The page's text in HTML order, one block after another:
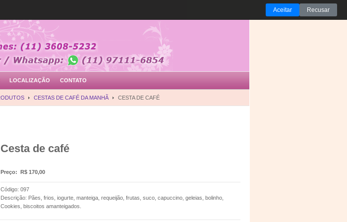
LOCALIZAÇÃO CONTATO
CESTAS DE CAFÉ DA MANHÃ CESTA DE CAFÉ
Cesta de café
Preço: R$ 170,00
Código: 097
Descrição: Pães, frios, iogurte, manteiga, requeijão, frutas, suco, capuccino, geleias, bolinho,
Cookies, biscoitos amanteigados.
Aceitar Recusar